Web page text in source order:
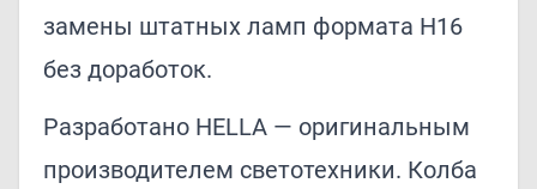
замены штатных ламп формата H16
без доработок.
Разработано HELLA — оригинальным
производителем светотехники. Колба